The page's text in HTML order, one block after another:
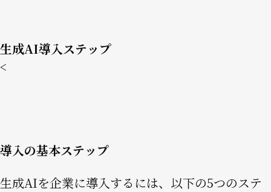
生成AI導入ステップ
<
導入の基本ステップ
生成AIを企業に導入するには、以下の5つのステ